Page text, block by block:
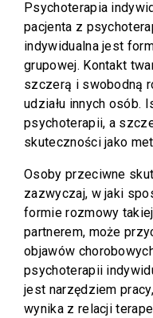
Psychoterapia
pacjenta z
indywidualna jest
grupowej. Kontakt
szczerą i swobodną
udziału innych osób.
psychoterapii, a
skuteczności jako
Osoby przeciwne
zazwyczaj, w jaki
formie rozmowy
partnerem, może
objawów
psychoterapii
jest narzędziem
wynika z relacji